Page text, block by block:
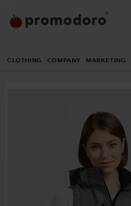
CLOTHING COMPANY MARKETING